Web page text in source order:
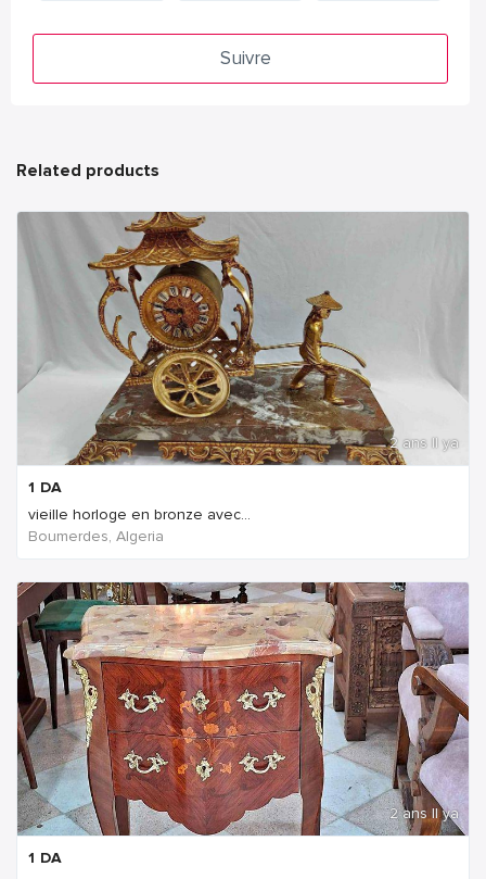
Suivre
Related products
2 ans Il ya
1 DA
vieille horloge en bronze avec...
Boumerdes, Algeria
2 ans Il ya
1 DA